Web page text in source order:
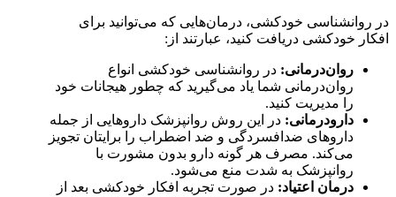
در روانشناسی خودکشی، درمان‌هایی که می‌توانید برای
افکار خودکشی دریافت کنید، عبارتند از:
روان‌درمانی: در روانشناسی خودکشی انواع
روان‌درمانی شما یاد می‌گیرید که چطور هیجانات خود
را مدیریت کنید.
دارودرمانی: در این روش روانپزشک داروهایی از جمله
داروهای ضدافسردگی و ضد اضطراب را برایتان تجویز
می‌کند. مصرف هر گونه دارو بدون مشورت با
روانپزشک به شدت منع می‌شود.
درمان اعتیاد: در صورت تجربه افکار خودکشی بعد از